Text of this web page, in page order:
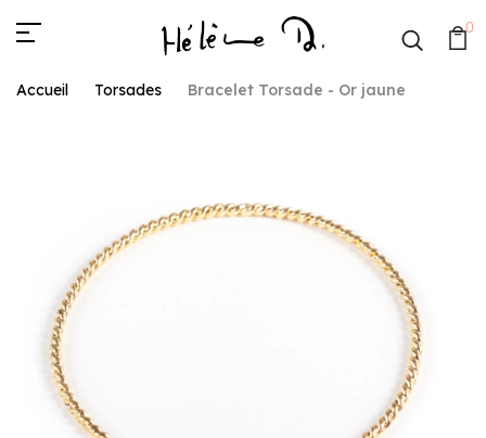
0
Accueil Torsades Bracelet Torsade - Or jaune